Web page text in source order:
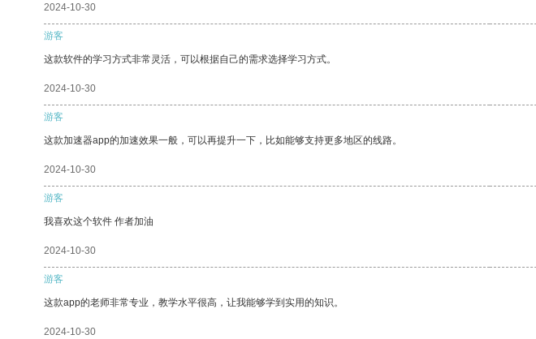
2024-10-30
游客
这款软件的学习方式非常灵活，可以根据自己的需求选择学习方式。
2024-10-30
游客
这款加速器app的加速效果一般，可以再提升一下，比如能够支持更多地区的线路。
2024-10-30
游客
我喜欢这个软件 作者加油
2024-10-30
游客
这款app的老师非常专业，教学水平很高，让我能够学到实用的知识。
2024-10-30